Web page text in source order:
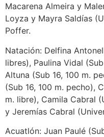
Macarena Almeira y
Loyza y Mayra Saldías
Poffer.
Natación: Delfina
libres), Paulina Vidal
Altuna (Sub 16, 100 m.
(Sub 16, 100 m. pecho),
m. libre), Camila Cabral
y Jeremías Cabral
Acuatlón: Juan Paulé